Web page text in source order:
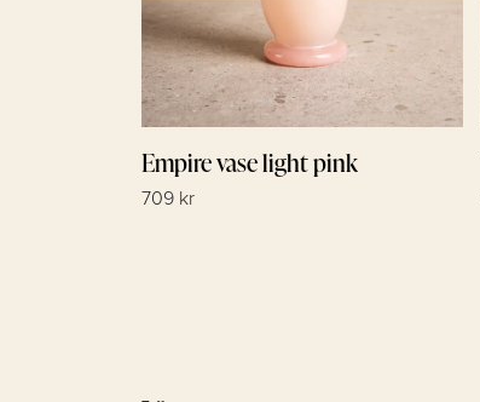
Empire vase light pink
709 kr